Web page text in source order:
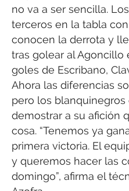
no va a ser sencilla.
terceros en la tabla
conocen la derrota y
tras golear al Agoncillo
goles de Escribano,
Ahora las diferencias
pero los
demostrar a su afición
cosa. “Tenemos ya
primera victoria. El
y queremos hacer las
domingo”, afirma el